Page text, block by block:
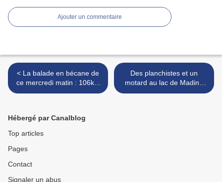
Ajouter un commentaire
< La balade en bécane de
ce mercredi matin : 106km
dans le 54 et le 55 depuis
Des planchistes et un
motard au lac de Madine
cet après-midi >
Hébergé par Canalblog
Top articles
Pages
Contact
Signaler un abus